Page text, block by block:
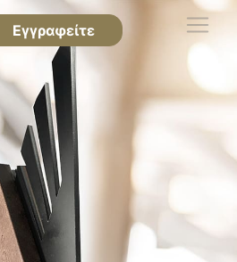
Εγγραφείτε